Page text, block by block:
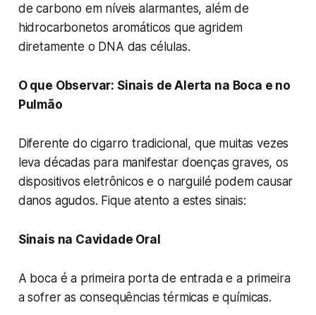
de carbono em níveis alarmantes, além de
hidrocarbonetos aromáticos que agridem
diretamente o DNA das células.
O que Observar: Sinais de Alerta na Boca e no
Pulmão
Diferente do cigarro tradicional, que muitas vezes
leva décadas para manifestar doenças graves, os
dispositivos eletrônicos e o narguilé podem causar
danos agudos. Fique atento a estes sinais:
Sinais na Cavidade Oral
A boca é a primeira porta de entrada e a primeira
a sofrer as consequências térmicas e químicas.